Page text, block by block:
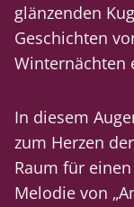
glänzenden
Geschichten
Winternächten
In diesem
zum Herzen
Raum für
Melodie von